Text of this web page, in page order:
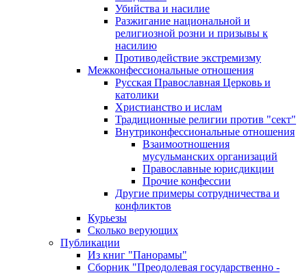
Убийства и насилие
Разжигание национальной и
религиозной розни и призывы к
насилию
Противодействие экстремизму
Межконфессиональные отношения
Русская Православная Церковь и
католики
Христианство и ислам
Традиционные религии против "сект"
Внутриконфессиональные отношения
Взаимоотношения
мусульманских организаций
Православные юрисдикции
Прочие конфессии
Другие примеры сотрудничества и
конфликтов
Курьезы
Сколько верующих
Публикации
Из книг "Панорамы"
Сборник "Преодолевая государственно -